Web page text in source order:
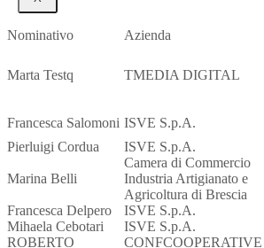
Nominativo Azienda
Marta Testq TMEDIA DIGITAL
Francesca Salomoni ISVE S.p.A.
Pierluigi Cordua
ISVE S.p.A.
Marina Belli
Camera di Commercio
Industria Artigianato e
Agricoltura di Brescia
Francesca Delpero ISVE S.p.A.
Mihaela Cebotari
ISVE S.p.A.
ROBERTO
CONFCOOPERATIVE